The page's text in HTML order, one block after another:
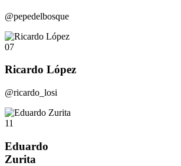
@pepedelbosque
07
Ricardo López
@ricardo_losi
11
Eduardo
Zurita